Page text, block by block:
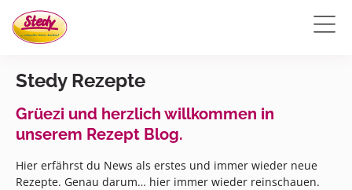
Stedy Rezepte
Grüezi und herzlich willkommen in
unserem Rezept Blog.
Hier erfährst du News als erstes und immer wieder neue
Rezepte. Genau darum… hier immer wieder reinschauen.